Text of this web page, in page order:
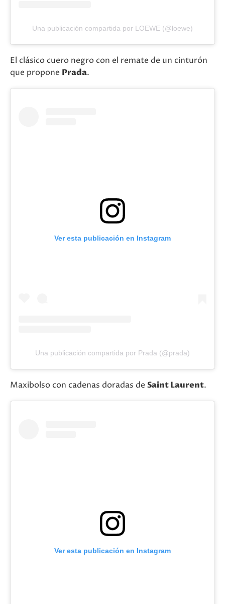
Una publicación compartida por LOEWE (@loewe)
El clásico cuero negro con el remate de un cinturón
que propone Prada.
Ver esta publicación en Instagram
Una publicación compartida por Prada (@prada)
Maxibolso con cadenas doradas deSaint Laurent.
Ver esta publicación en Instagram